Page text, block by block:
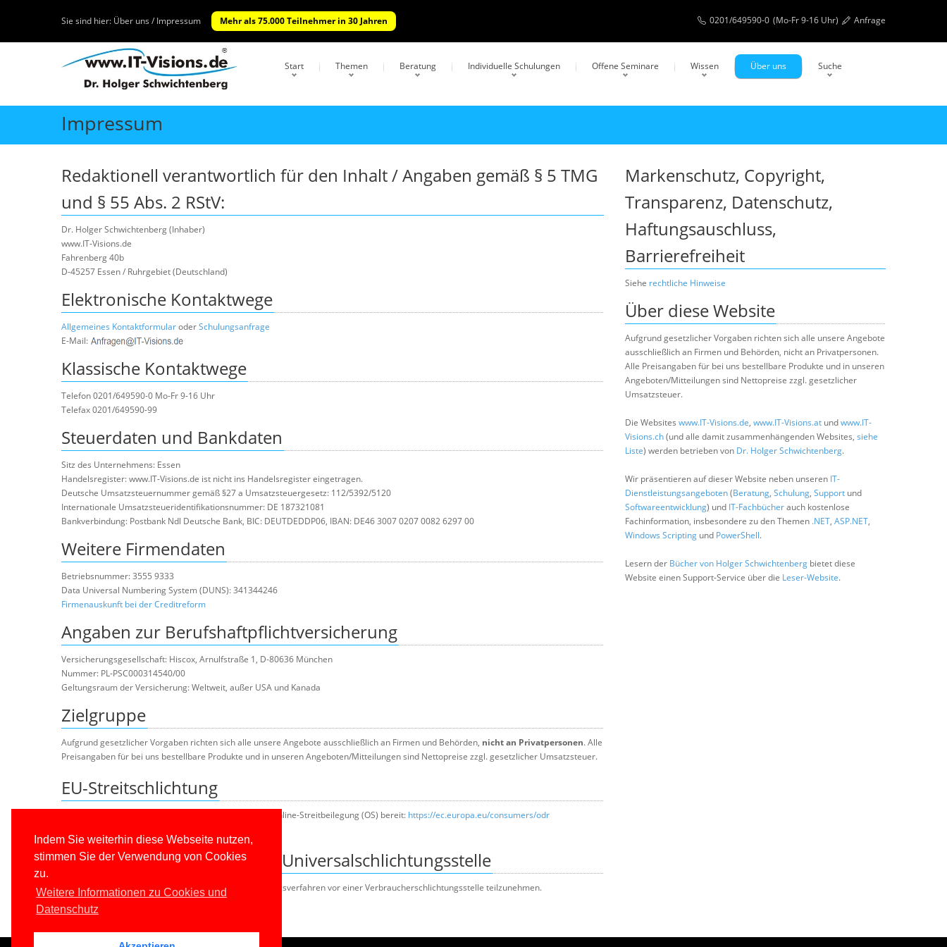
Indem Sie weiterhin diese Webseite nutzen,
stimmen Sie der Verwendung von Cookies
zu.
Weitere Informationen zu Cookies und
Datenschutz
Sie sind hier: Über uns / Impressum Mehr als 75.000 Teilnehmer in 30 Jahren 0201/649590-0 (Mo-Fr 9-16 Uhr) Anfrage
Start Themen Beratung Individuelle Schulungen Offene Seminare Wissen Über uns Suche
Impressum
Redaktionell verantwortlich für den Inhalt / Angaben gemäß § 5 TMG
und § 55 Abs. 2 RStV:
Dr. Holger Schwichtenberg (Inhaber)
www.IT-Visions.de
Fahrenberg 40b
D-45257 Essen / Ruhrgebiet (Deutschland)
Elektronische Kontaktwege
Allgemeines KontaktformularoderSchulungsanfrage
E-Mail:
Klassische Kontaktwege
Telefon 0201/649590-0 Mo-Fr 9-16 Uhr
Telefax 0201/649590-99
Steuerdaten und Bankdaten
Sitz des Unternehmens: Essen
Handelsregister: www.IT-Visions.de ist nicht ins Handelsregister eingetragen.
Deutsche Umsatzsteuernummer gemäß §27 a Umsatzsteuergesetz: 112/5392/5120
Internationale Umsatzsteueridentifikationsnummer: DE 187321081
Bankverbindung: Postbank Ndl Deutsche Bank, BIC: DEUTDEDDP06, IBAN: DE46 3007 0207 0082 6297 00
Weitere Firmendaten
Betriebsnummer: 3555 9333
Data Universal Numbering System (DUNS): 341344246
Firmenauskunft bei der Creditreform
Angaben zur Berufshaftpflichtversicherung
Versicherungsgesellschaft: Hiscox, Arnulfstraße 1, D-80636 München
Nummer: PL-PSC000314540/00
Geltungsraum der Versicherung: Weltweit, außer USA und Kanada
Zielgruppe
Aufgrund gesetzlicher Vorgaben richten sich alle unsere Angebote ausschließlich an Firmen und Behörden, nicht an Privatpersonen. Alle
Preisangaben für bei uns bestellbare Produkte und in unseren Angeboten/Mitteilungen sind Nettopreise zzgl. gesetzlicher Umsatzsteuer.
EU-Streitschlichtung
Die Europäische Kommission stellt eine Plattform zur Online-Streitbeilegung (OS) bereit: https://ec.europa.eu/consumers/odr
Verbraucher­streit­beilegung/Universal­schlichtungs­stelle
Wir sind nicht bereit oder verpflichtet, an Streitbeilegungsverfahren vor einer Verbraucherschlichtungsstelle teilzunehmen.
Markenschutz, Copyright,
Transparenz, Datenschutz,
Haftungsauschluss,
Barrierefreiheit
Siehe rechtliche Hinweise
Über diese Website
Aufgrund gesetzlicher Vorgaben richten sich alle unsere Angebote
ausschließlich an Firmen und Behörden, nicht an Privatpersonen.
Alle Preisangaben für bei uns bestellbare Produkte und in unseren
Angeboten/Mitteilungen sind Nettopreise zzgl. gesetzlicher
Umsatzsteuer.
Die Websites www.IT-Visions.de, www.IT-Visions.at undwww.IT-
Visions.ch(und alle damit zusammenhängenden Websites, siehe
Liste) werden betrieben von Dr. Holger Schwichtenberg.
Wir präsentieren auf dieser Website neben unseren IT-
Dienstleistungsangeboten(Beratung, Schulung, Support und
Softwareentwicklung) und IT-Fachbücherauch kostenlose
Fachinformation, insbesondere zu den Themen .NET, ASP.NET,
Windows Scripting und PowerShell.
Lesern der Bücher von Holger Schwichtenberg bietet diese
Website einen Support-Service über die Leser-Website.